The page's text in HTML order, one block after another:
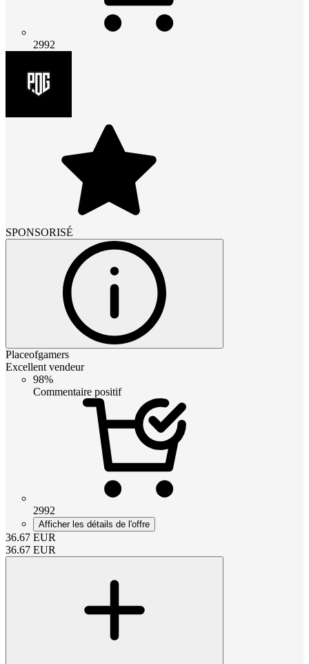
2992
SPONSORISÉ
Placeofgamers
Excellent vendeur
98%
Commentaire positif
2992
Afficher les détails de l'offre
36.67 EUR
36.67 EUR